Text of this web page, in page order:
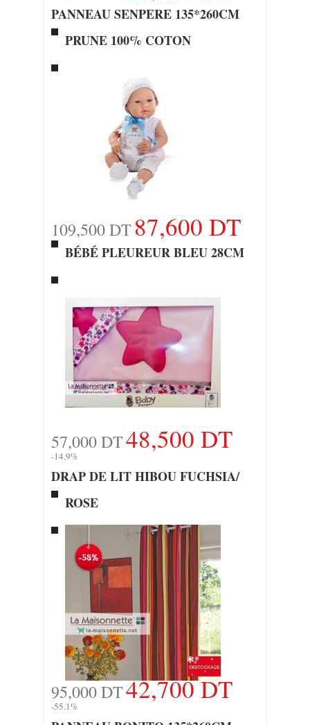
PANNEAU SENPERE 135*260CM
PRUNE 100% COTON
109,500 DT87,600 DT
BÉBÉ PLEUREUR BLEU 28CM
57,000 DT48,500 DT
-14.9%
DRAP DE LIT HIBOU FUCHSIA/
ROSE
95,000 DT42,700 DT
-55.1%